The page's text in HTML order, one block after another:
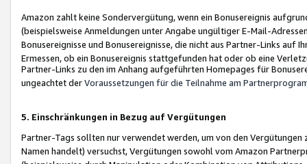
Amazon zahlt keine Sondervergütung, wenn ein Bonusereignis
(beispielsweise Anmeldungen unter Angabe ungültiger E-Mail-
Bonusereignisse und Bonusereignisse, die nicht aus Partner-Links auf
Ermessen, ob ein Bonusereignis stattgefunden hat oder ob eine
Partner-Links zu den im Anhang aufgeführten Homepages für
ungeachtet derVoraussetzungen für die Teilnahme am
5. Einschränkungen in Bezug auf Vergütungen
Partner-Tags sollten nur verwendet werden, um von den
Namen handelt) versuchst, Vergütungen sowohl vom Amazon